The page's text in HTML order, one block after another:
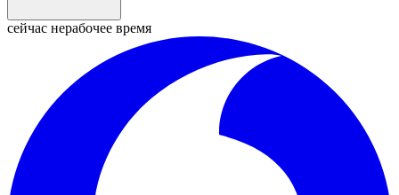
сейчас нерабочее время